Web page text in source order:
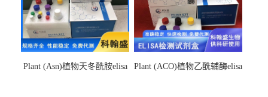
Plant (Asn)植物天冬酰胺elisa
Plant (ACO)植物乙酰辅酶elisa